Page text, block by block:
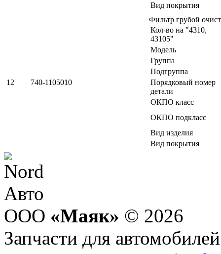
Вид покрытия
12 740-1105010
Фильтр грубой
Кол-во на "4310,
43105"
Модель
Группа
Подгруппа
Порядковый номер
детали
ОКПО класс
ОКПО подкласс
Вид изделия
Вид покрытия
ООО «Маяк» © 2026
Запчасти для автомобилей